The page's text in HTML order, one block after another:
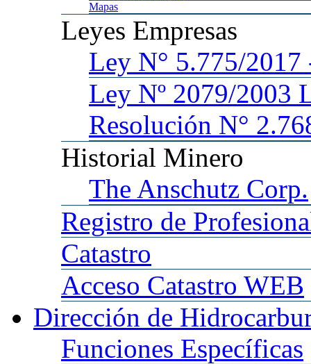
Mapas
Leyes Empresas
Ley N° 5.775/
Ley Nº 2079/2003
Resolución N°
Historial Minero
The Anschutz Corp.
Registro de
Catastro
Acceso Catastro WEB
Dirección de
Funciones Específicas